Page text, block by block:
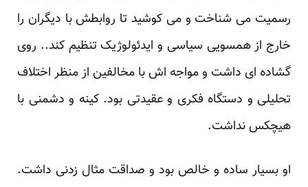
رسمیت می شناخت و می کوشید تا روابطش با دیگران را
خارج از همسویی سیاسی و ایدئولوژیک تنظیم کند.. روی
گشاده ای داشت و مواجه اش با مخالفین از منظر اختلاف
تحلیلی و دستگاه فکری و عقیدتی بود. کینه و دشمنی با
هیچکس نداشت.
او بسیار ساده و خالص بود و صداقت مثال زدنی داشت.